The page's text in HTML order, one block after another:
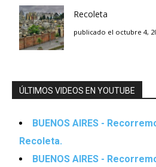
Recoleta
publicado el octubre 4,
ÚLTIMOS VIDEOS EN YOUTUBE
BUENOS AIRES -
Recoleta.
BUENOS AIRES -